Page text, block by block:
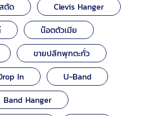
ตัด
Clevis Hanger
น๊อตตัวเมีย
ขายปลีกพุกตะกั่ว
In
U-Band
Band Hanger